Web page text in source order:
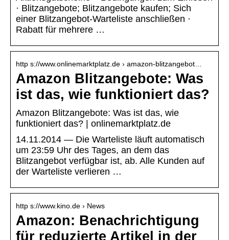
· Blitzangebote; Blitzangebote kaufen; Sich
einer Blitzangebot-Warteliste anschließen ·
Rabatt für mehrere …
http s://www.onlinemarktplatz.de › amazon-blitzangebot…
Amazon Blitzangebote: Was
ist das, wie funktioniert das?
Amazon Blitzangebote: Was ist das, wie
funktioniert das? | onlinemarktplatz.de
14.11.2014 — Die Warteliste läuft automatisch
um 23:59 Uhr des Tages, an dem das
Blitzangebot verfügbar ist, ab. Alle Kunden auf
der Warteliste verlieren …
http s://www.kino.de › News
Amazon: Benachrichtigung
für reduzierte Artikel in der